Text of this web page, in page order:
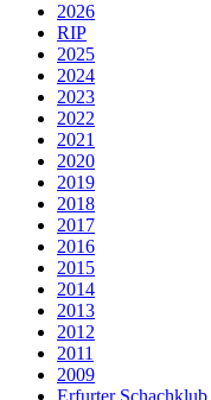
2026
RIP
2025
2024
2023
2022
2021
2020
2019
2018
2017
2016
2015
2014
2013
2012
2011
2009